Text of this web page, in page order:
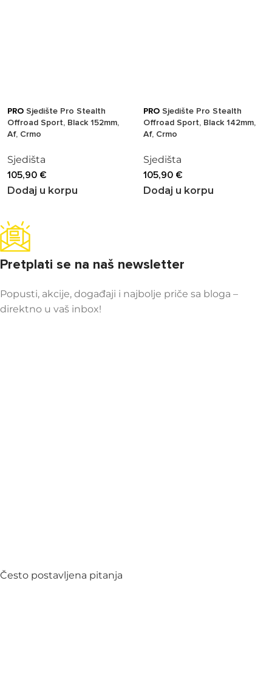
PRO Sjedište Pro Stealth
Offroad Sport, Black 152mm,
Af, Crmo
Sjedišta
105,90 €
Dodaj u korpu
PRO Sjedište Pro Stealth
Offroad Sport, Black 142mm,
Af, Crmo
Sjedišta
105,90 €
Dodaj u korpu
Pretplati se na naš newsletter
Popusti, akcije, događaji i najbolje priče sa bloga –
direktno u vaš inbox!
Često postavljena pitanja